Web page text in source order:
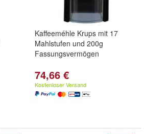
Kaffeeméhle Krups mit 17
Mahlstufen und 200g
Fassungsvermögen
74,66 €
Kostenloser Versand